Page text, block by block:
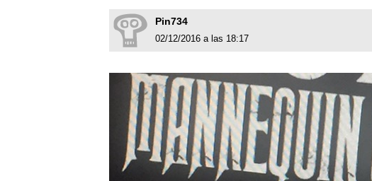
Pin734
02/12/2016 a las 18:17